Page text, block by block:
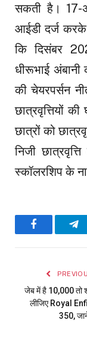
सकती है। 17-
आईडी दर्ज करके
कि दिसंबर
धीरूभाई
की चेयरपर्सन
छात्रवृत्तियों
छात्रों को
निजी
स्कॉलरशिप के
Facebook
जेब में है ₹10,000 तो
लीजिए Royal
350,